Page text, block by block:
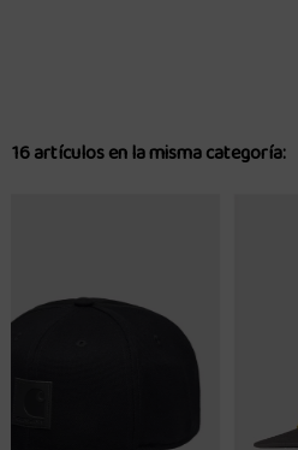
16 artículos en la misma categoría: